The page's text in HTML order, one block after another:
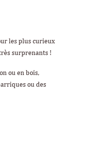
les plus curieux
surprenants !
ou en bois,
ou des